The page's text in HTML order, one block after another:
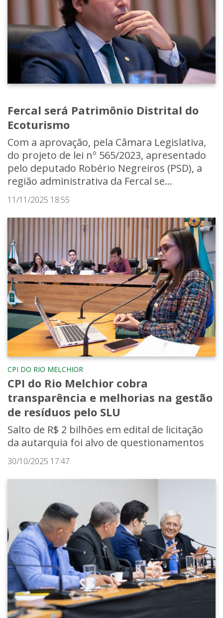
Fercal será Patrimônio Distrital do
Ecoturismo
Com a aprovação, pela Câmara Legislativa,
do projeto de lei nº 565/2023, apresentado
pelo deputado Robério Negreiros (PSD), a
região administrativa da Fercal se...
11/11/2025 18:55
CPI DO RIO MELCHIOR
CPI do Rio Melchior cobra
transparência e melhorias na gestão
de resíduos pelo SLU
Salto de R$ 2 bilhões em edital de licitação
da autarquia foi alvo de questionamentos
30/10/2025 17:47